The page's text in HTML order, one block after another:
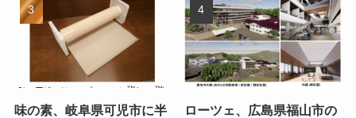
味の素、岐阜県可児市に半
ローツェ、広島県福山市の